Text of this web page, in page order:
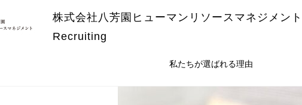
株式会社八芳園ヒューマンリソースマネジメント
Recruiting
私たちが選ばれる理由